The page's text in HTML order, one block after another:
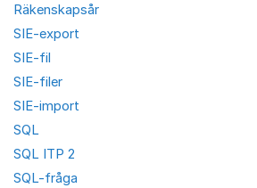
Räkenskapsår
SIE-export
SIE-fil
SIE-filer
SIE-import
SQL
SQL ITP 2
SQL-fråga